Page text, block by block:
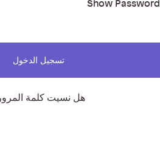
Show Password
تسجيل الدخول
هل نسيت كلمة